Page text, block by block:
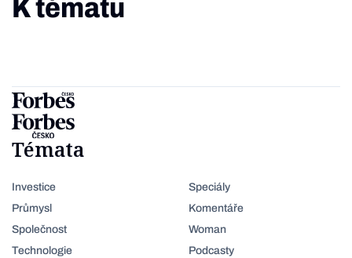
K tématu
Témata
Investice
Průmysl
Společnost
Technologie
Speciály
Komentáře
Woman
Podcasty